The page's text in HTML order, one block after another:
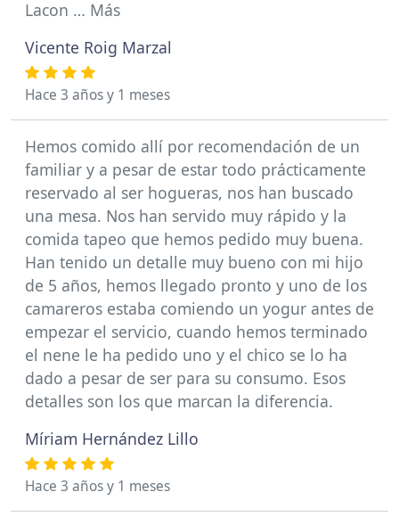
Lacon … Más
Vicente Roig Marzal
Hace 3 años y 1 meses
Hemos comido allí por recomendación de un
familiar y a pesar de estar todo prácticamente
reservado al ser hogueras, nos han buscado
una mesa. Nos han servido muy rápido y la
comida tapeo que hemos pedido muy buena.
Han tenido un detalle muy bueno con mi hijo
de 5 años, hemos llegado pronto y uno de los
camareros estaba comiendo un yogur antes de
empezar el servicio, cuando hemos terminado
el nene le ha pedido uno y el chico se lo ha
dado a pesar de ser para su consumo. Esos
detalles son los que marcan la diferencia.
Míriam Hernández Lillo
Hace 3 años y 1 meses